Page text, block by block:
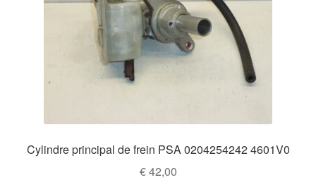
Cylindre principal de frein PSA 0204254242 4601V0
€42,00